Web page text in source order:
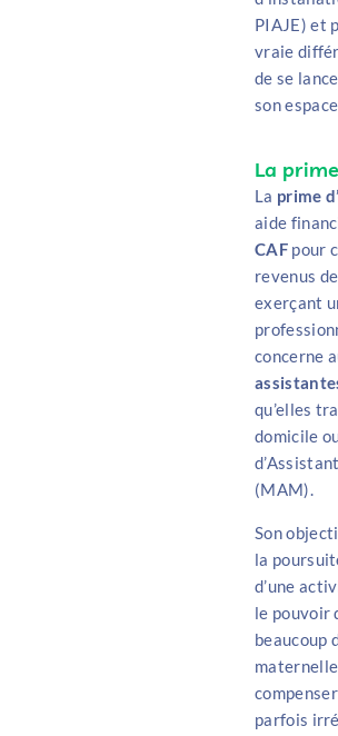
PIAJE) et
vraie
de se
son
La
La prime
aide
CAF pour
revenus
exerçant
concerne
qu’elles
domicile
(MAM).
Son
la
d’une
le pouvoir
beaucoup
compenser
parfois